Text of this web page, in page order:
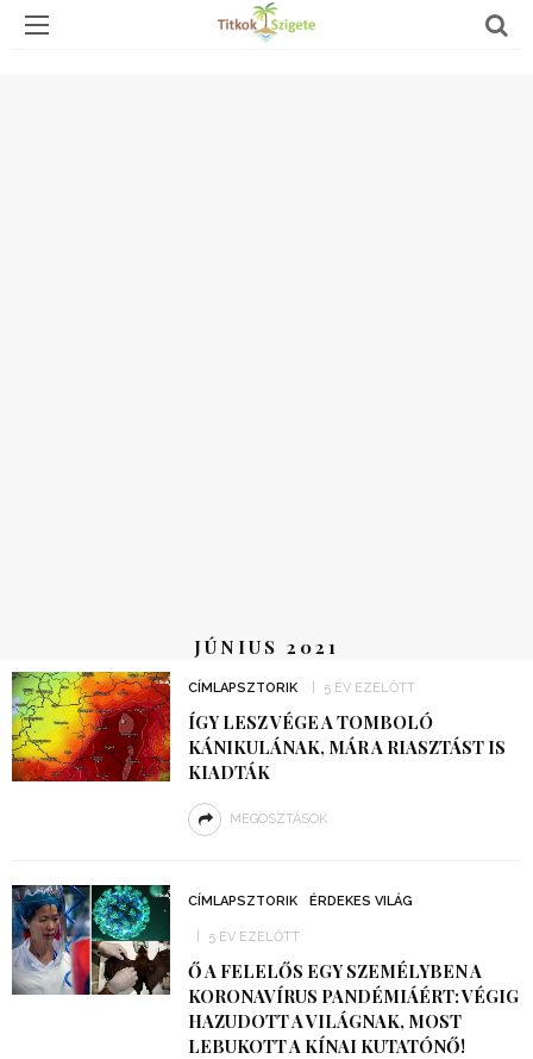
JÚNIUS 2021
CÍMLAPSZTORIK 5 ÉV EZELŐTT
ÍGY LESZ VÉGE A TOMBOLÓ
KÁNIKULÁNAK, MÁR A RIASZTÁST IS
KIADTÁK
MEGOSZTÁSOK
CÍMLAPSZTORIK ÉRDEKES VILÁG
5 ÉV EZELŐTT
Ő A FELELŐS EGY SZEMÉLYBEN A
KORONAVÍRUS PANDÉMIÁÉRT: VÉGIG
HAZUDOTT A VILÁGNAK, MOST
LEBUKOTT A KÍNAI KUTATÓNŐ!